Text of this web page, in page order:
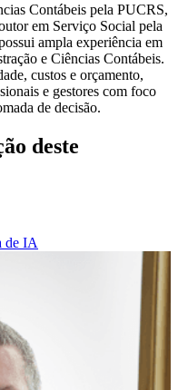
Contábeis pela PUCRS,
em Serviço Social pela
ampla experiência em
e Ciências Contábeis.
custos e orçamento,
e gestores com foco
de decisão.
deste
de IA